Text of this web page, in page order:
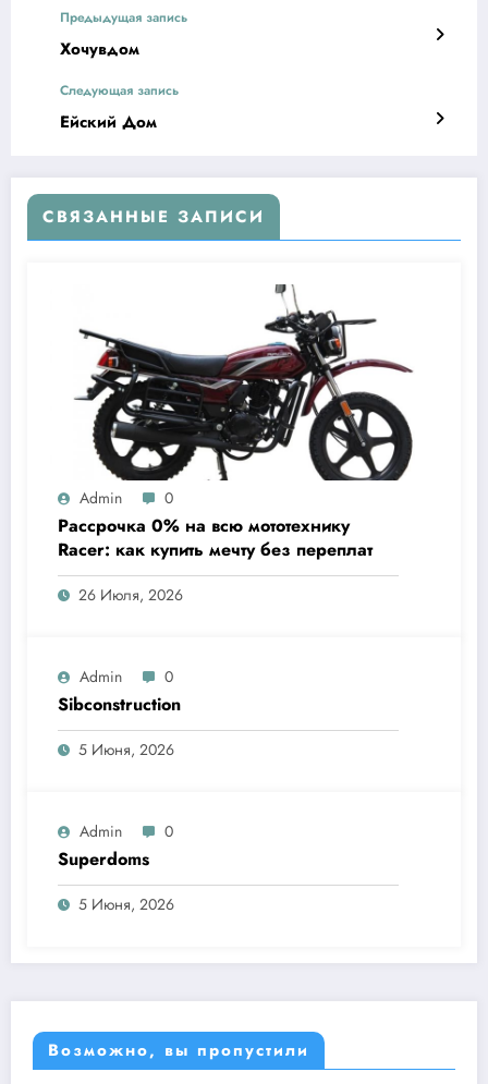
Предыдущая запись
Хочувдом
Следующая запись
Ейский Дом
СВЯЗАННЫЕ ЗАПИСИ
Admin 0
Рассрочка 0% на всю мототехнику
Racer: как купить мечту без переплат
26 Июля, 2026
Admin 0
Sibconstruction
5 Июня, 2026
Admin 0
Superdoms
5 Июня, 2026
Возможно, вы пропустили